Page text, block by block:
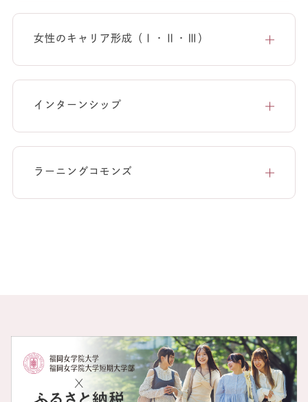
女性のキャリア形成（Ⅰ・Ⅱ・Ⅲ）
インターンシップ
ラーニングコモンズ